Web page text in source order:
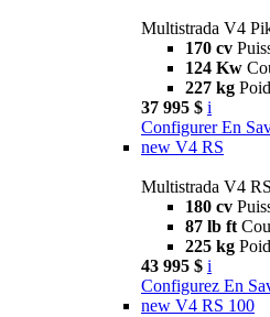
Multistrada V4
170 cv
124 Kw
227 kg
37 995 $ i
Configurer En
new V4 RS
Multistrada V4 RS
180 cv
87 lb ft
225 kg
43 995 $ i
Configurez En
new V4 RS 100